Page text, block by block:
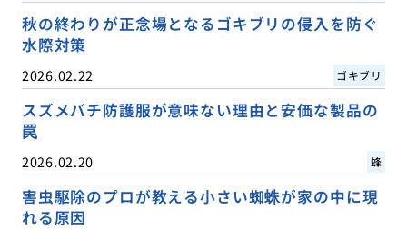
秋の終わりが正念場となるゴキブリの侵入を防ぐ
水際対策
2026.02.22 ゴキブリ
スズメバチ防護服が意味ない理由と安価な製品の
罠
2026.02.20 蜂
害虫駆除のプロが教える小さい蜘蛛が家の中に現
れる原因